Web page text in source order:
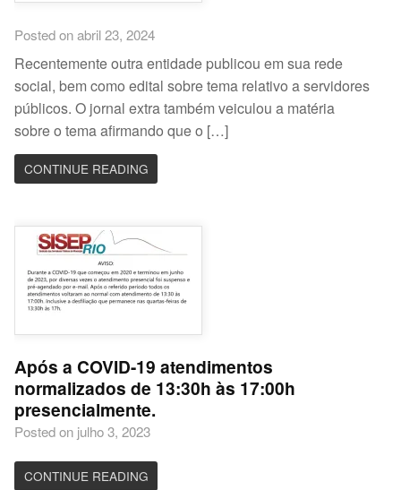
Posted on abril 23, 2024
Recentemente outra entidade publicou em sua rede
social, bem como edital sobre tema relativo a servidores
públicos. O jornal extra também veiculou a matéria
sobre o tema afirmando que o […]
CONTINUE READING
Após a COVID-19 atendimentos
normalizados de 13:30h às 17:00h
presencialmente.
Posted on julho 3, 2023
CONTINUE READING